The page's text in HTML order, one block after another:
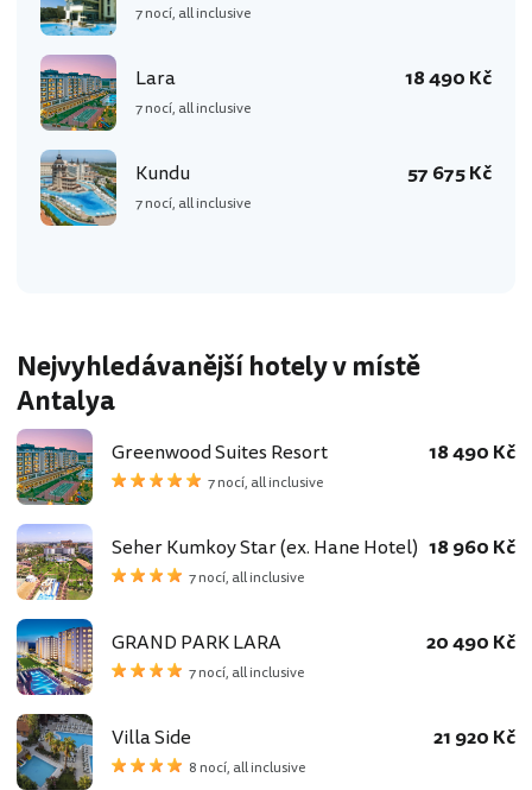
7 nocí, all inclusive
Lara
7 nocí, all inclusive
18 490 Kč
Kundu
7 nocí, all inclusive
57 675 Kč
Nejvyhledávanější hotely v místě
Antalya
Greenwood Suites Resort
7 nocí, all inclusive
18 490 Kč
Seher Kumkoy Star (ex. Hane Hotel)
7 nocí, all inclusive
18 960 Kč
GRAND PARK LARA
7 nocí, all inclusive
20 490 Kč
Villa Side
8 nocí, all inclusive
21 920 Kč